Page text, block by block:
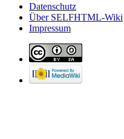
Datenschutz
Über SELFHTML-Wiki
Impressum